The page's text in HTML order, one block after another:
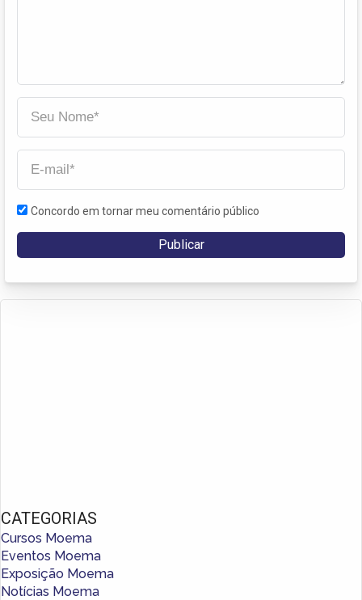
Concordo em tornar meu comentário público
CATEGORIAS
Cursos Moema
Eventos Moema
Exposição Moema
Notícias Moema